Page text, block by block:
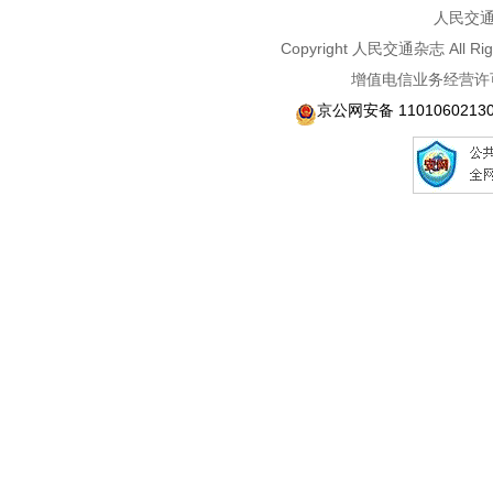
人民交
Copyright 人民交通杂志 All
增值电信业务经营
京公网安备